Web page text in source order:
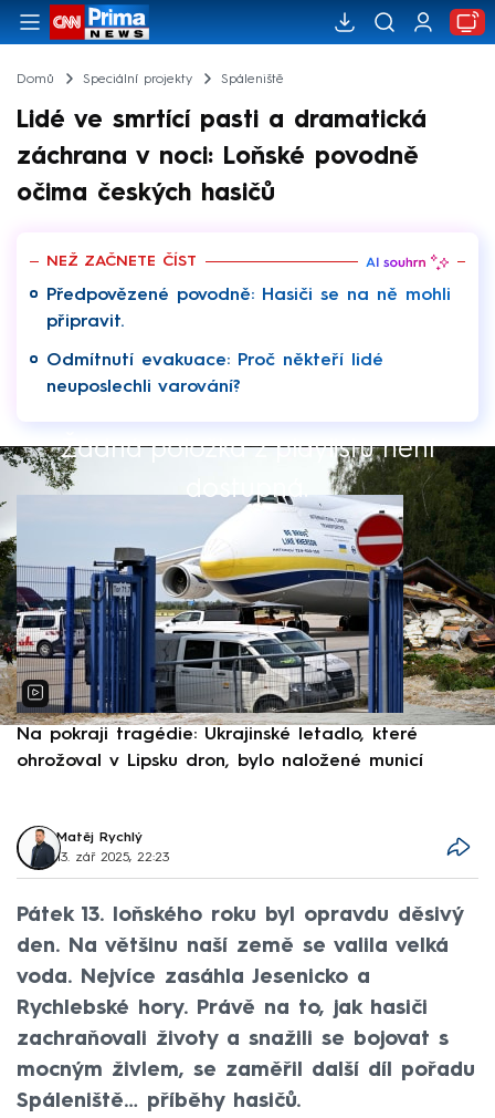
Domů Speciální projekty Spáleniště
Lidé ve smrtící pasti a dramatická
záchrana v noci: Loňské povodně
očima českých hasičů
NEŽ ZAČNETE ČÍST
Předpovězené povodně: Hasiči se na ně mohli
připravit.
Odmítnutí evakuace: Proč někteří lidé
neuposlechli varování?
Žádná položka z playlistu není
dostupná.
Výběr redakce
Na pokraji tragédie: Ukrajinské letadlo, které
ohrožoval v Lipsku dron, bylo naložené municí
Matěj Rychlý
13. zář 2025, 22:23
Pátek 13. loňského roku byl opravdu děsivý
den. Na většinu naší země se valila velká
voda. Nejvíce zasáhla Jesenicko a
Rychlebské hory. Právě na to, jak hasiči
zachraňovali životy a snažili se bojovat s
mocným živlem, se zaměřil další díl pořadu
Spáleniště… příběhy hasičů.